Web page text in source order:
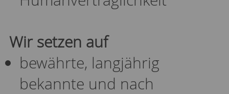
Wir setzen auf
bewährte, langjährig
bekannte und nach